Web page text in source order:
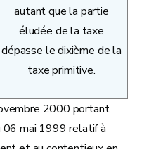
autant que la partie
éludée de la taxe
dépasse le dixième de la
taxe primitive.
2000 portant
06 mai 1999 relatif à